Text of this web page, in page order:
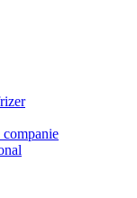
companie